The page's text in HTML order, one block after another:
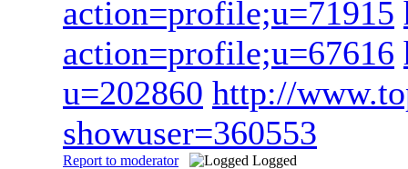
action=profile;u=71915
action=profile;u=67616
u=202860 http://
showuser=360553
Report to moderator Logged